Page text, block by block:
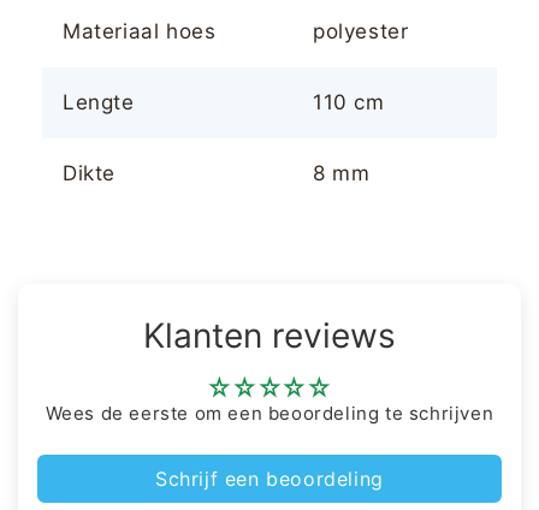
Materiaal hoes polyester
Lengte 110 cm
Dikte 8 mm
Klanten reviews
Wees de eerste om een beoordeling te schrijven
Schrijf een beoordeling